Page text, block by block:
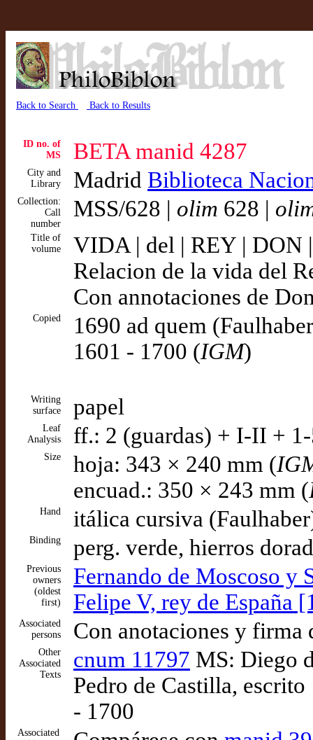
Back to Search Back to Results
ID no. of
MS
BETA manid 4287
City and
Library
Madrid Biblioteca
Collection:
Call
number
MSS/628 | olim 628 |
Title of
volume
VIDA | del | REY | DON
Relacion de la vida del
Con annotaciones de
Copied
1690 ad quem
1601 - 1700 (IGM)
Writing
surface
papel
Leaf
Analysis
ff.: 2 (guardas) + I-II +
Size hoja: 343 × 240 mm (
encuad.: 350 × 243 mm (
Hand itálica cursiva
Binding perg. verde, hierros
Previous
owners
(oldest
first)
Fernando de Moscoso y
Felipe V, rey de España
Associated
persons
Con anotaciones y firma
Other
Associated
Texts
cnum 11797 MS: Diego
Pedro de Castilla,
- 1700
Associated